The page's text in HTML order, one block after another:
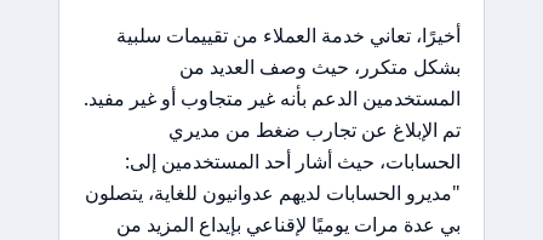
أخيرًا، تعاني خدمة العملاء من تقييمات سلبية
بشكل متكرر، حيث وصف العديد من
المستخدمين الدعم بأنه غير متجاوب أو غير مفيد.
تم الإبلاغ عن تجارب ضغط من مديري
الحسابات، حيث أشار أحد المستخدمين إلى:
"مديرو الحسابات لديهم عدوانيون للغاية، يتصلون
بي عدة مرات يوميًا لإقناعي بإيداع المزيد من